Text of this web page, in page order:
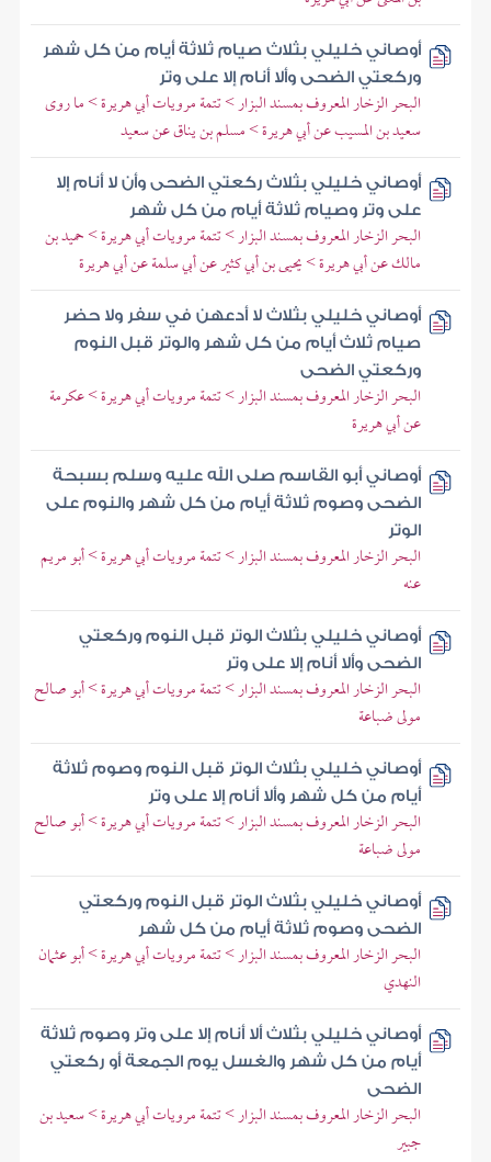
أوصاني خليلي بثلاث صيام ثلاثة أيام من كل شهر
وركعتي الضحى وألا أنام إلا على وتر
البحر الزخار المعروف بمسند البزار > تتمة مرويات أبي هريرة > ما روى
سعيد بن المسيب عن أبي هريرة > مسلم بن يناق عن سعيد
أوصاني خليلي بثلاث ركعتي الضحى وأن لا أنام إلا
على وتر وصيام ثلاثة أيام من كل شهر
البحر الزخار المعروف بمسند البزار > تتمة مرويات أبي هريرة > حميد بن
مالك عن أبي هريرة > يحيى بن أبي كثير عن أبي سلمة عن أبي هريرة
أوصاني خليلي بثلاث لا أدعهن في سفر ولا حضر
صيام ثلاث أيام من كل شهر والوتر قبل النوم
وركعتي الضحى
البحر الزخار المعروف بمسند البزار > تتمة مرويات أبي هريرة > عكرمة
عن أبي هريرة
أوصاني أبو القاسم صلى الله عليه وسلم بسبحة
الضحى وصوم ثلاثة أيام من كل شهر والنوم على
الوتر
البحر الزخار المعروف بمسند البزار > تتمة مرويات أبي هريرة > أبو مريم
عنه
أوصاني خليلي بثلاث الوتر قبل النوم وركعتي
الضحى وألا أنام إلا على وتر
البحر الزخار المعروف بمسند البزار > تتمة مرويات أبي هريرة > أبو صالح
مولى ضباعة
أوصاني خليلي بثلاث الوتر قبل النوم وصوم ثلاثة
أيام من كل شهر وألا أنام إلا على وتر
البحر الزخار المعروف بمسند البزار > تتمة مرويات أبي هريرة > أبو صالح
مولى ضباعة
أوصاني خليلي بثلاث الوتر قبل النوم وركعتي
الضحى وصوم ثلاثة أيام من كل شهر
البحر الزخار المعروف بمسند البزار > تتمة مرويات أبي هريرة > أبو عثمان
النهدي
أوصاني خليلي بثلاث ألا أنام إلا على وتر وصوم ثلاثة
أيام من كل شهر والغسل يوم الجمعة أو ركعتي
الضحى
البحر الزخار المعروف بمسند البزار > تتمة مرويات أبي هريرة > سعيد بن
جبير